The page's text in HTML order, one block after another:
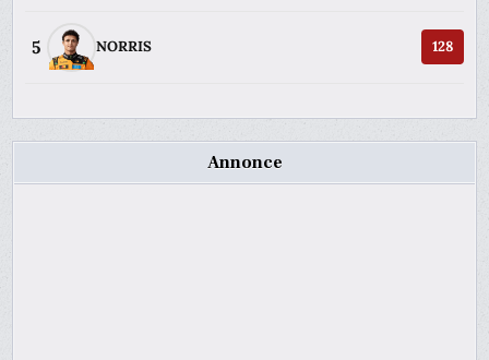
5 NORRIS 128
Annonce